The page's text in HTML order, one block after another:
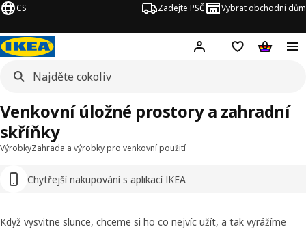
CS Zadejte PSČ Vybrat obchodní dům
Hej! Přihlášení
NákupníNákupní
VýrobkyZahrada a výrobky pro venkovní použití
Chytřejší nakupování s aplikací IKEA
Venkovní úložné prostory a zahradní
skříňky
Když vysvitne slunce, chceme si ho co nejvíc užít, a tak vyrážíme